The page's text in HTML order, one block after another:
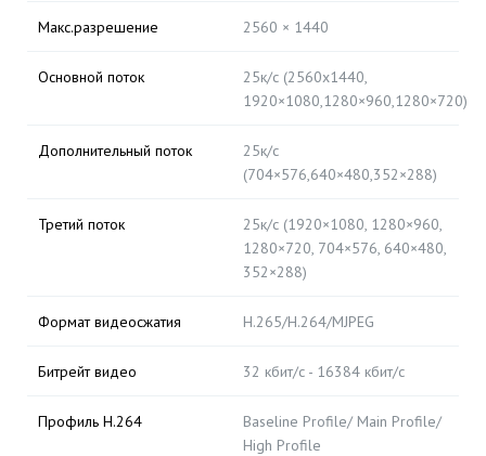
Макс.разрешение 2560 × 1440
Основной поток
25к/с (2560x1440,
1920×1080,1280×960,1280×720)
Дополнительный поток
25к/с
(704×576,640×480,352×288)
Третий поток
25к/с (1920×1080, 1280×960,
1280×720, 704×576, 640×480,
352×288)
Формат видеосжатия H.265/H.264/MJPEG
Битрейт видео 32 кбит/с - 16384 кбит/с
Профиль H.264
Baseline Profile/ Main Profile/
High Profile